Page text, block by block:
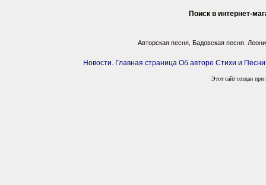
Поиск в интернет-
Авторская песня, Бадовская песня.
Новости. Главная страница Об авторе Стихи и Песни
Этот сайт создан